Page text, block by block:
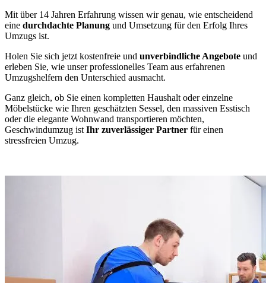
Mit über 14 Jahren Erfahrung wissen wir genau, wie entscheidend
eine durchdachte Planung und Umsetzung für den Erfolg Ihres
Umzugs ist.
Holen Sie sich jetzt kostenfreie und unverbindliche Angebote und
erleben Sie, wie unser professionelles Team aus erfahrenen
Umzugshelfern den Unterschied ausmacht.
Ganz gleich, ob Sie einen kompletten Haushalt oder einzelne
Möbelstücke wie Ihren geschätzten Sessel, den massiven Esstisch
oder die elegante Wohnwand transportieren möchten,
Geschwindumzug ist Ihr zuverlässiger Partner für einen
stressfreien Umzug.